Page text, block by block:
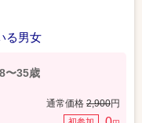
る男女
〜35歳
通常価格 2,900円